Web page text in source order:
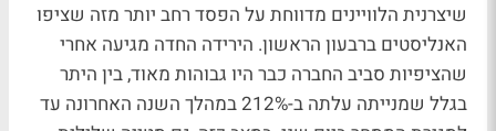
שיצרנית הלוויינים מדווחת על הפסד רחב יותר מזה שציפו
האנליסטים ברבעון הראשון. הירידה החדה מגיעה אחרי
שהציפיות סביב החברה כבר היו גבוהות מאוד, בין היתר
בגלל שמנייתה עלתה ב-212% במהלך השנה האחרונה עד